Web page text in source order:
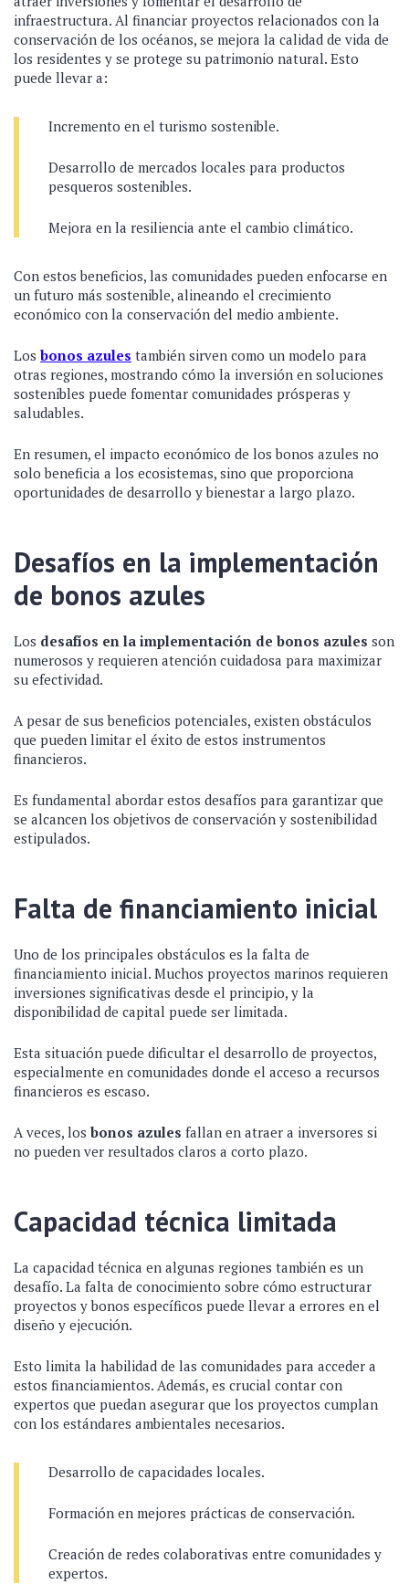
infraestructura. Al financiar proyectos relacionados con la
conservación de los océanos, se mejora la calidad de vida de
los residentes y se protege su patrimonio natural. Esto
puede llevar a:
Incremento en el turismo sostenible.
Desarrollo de mercados locales para productos
pesqueros sostenibles.
Mejora en la resiliencia ante el cambio climático.
Con estos beneficios, las comunidades pueden enfocarse en
un futuro más sostenible, alineando el crecimiento
económico con la conservación del medio ambiente.
Los bonos azules también sirven como un modelo para
otras regiones, mostrando cómo la inversión en soluciones
sostenibles puede fomentar comunidades prósperas y
saludables.
En resumen, el impacto económico de los bonos azules no
solo beneficia a los ecosistemas, sino que proporciona
oportunidades de desarrollo y bienestar a largo plazo.
Desafíos en la implementación
de bonos azules
Los desafíos en la implementación de bonos azules son
numerosos y requieren atención cuidadosa para maximizar
su efectividad.
A pesar de sus beneficios potenciales, existen obstáculos
que pueden limitar el éxito de estos instrumentos
financieros.
Es fundamental abordar estos desafíos para garantizar que
se alcancen los objetivos de conservación y sostenibilidad
estipulados.
Falta de financiamiento inicial
Uno de los principales obstáculos es la falta de
financiamiento inicial. Muchos proyectos marinos requieren
inversiones significativas desde el principio, y la
disponibilidad de capital puede ser limitada.
Esta situación puede dificultar el desarrollo de proyectos,
especialmente en comunidades donde el acceso a recursos
financieros es escaso.
A veces, los bonos azules fallan en atraer a inversores si
no pueden ver resultados claros a corto plazo.
Capacidad técnica limitada
La capacidad técnica en algunas regiones también es un
desafío. La falta de conocimiento sobre cómo estructurar
proyectos y bonos específicos puede llevar a errores en el
diseño y ejecución.
Esto limita la habilidad de las comunidades para acceder a
estos financiamientos. Además, es crucial contar con
expertos que puedan asegurar que los proyectos cumplan
con los estándares ambientales necesarios.
Desarrollo de capacidades locales.
Formación en mejores prácticas de conservación.
Creación de redes colaborativas entre comunidades y
expertos.